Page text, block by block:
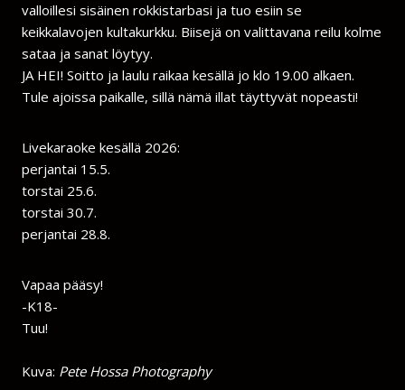
valloillesi sisäinen rokkistarbasi ja tuo esiin se
keikkalavojen kultakurkku. Biisejä on valittavana reilu kolme
sataa ja sanat löytyy.
JA HEI! Soitto ja laulu raikaa kesällä jo klo 19.00 alkaen.
Tule ajoissa paikalle, sillä nämä illat täyttyvät nopeasti!
Livekaraoke kesällä 2026:
perjantai 15.5.
torstai 25.6.
torstai 30.7.
perjantai 28.8.
Vapaa pääsy!
-K18-
Tuu!
Kuva: Pete Hossa Photography